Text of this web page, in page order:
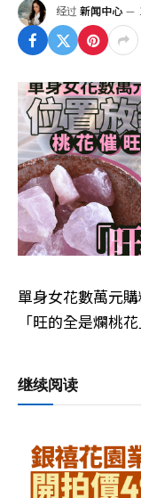
经过 新闻中心
單身女花數萬元
「旺的全是爛桃
继续阅读